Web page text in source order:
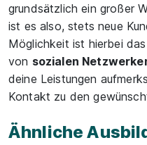
grundsätzlich ein großer
ist es also, stets neue
Möglichkeit ist hierbei das
von sozialen
deine Leistungen
Kontakt zu den
Ähnliche